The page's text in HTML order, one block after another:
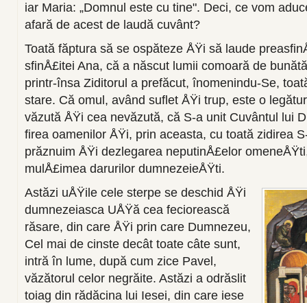
iar Maria: „Domnul este cu tine". Deci, ce vom
afară de acest de laudă cuvânt?
Toată făptura să se ospăteze ÅŸi să laude
sfinÅ£itei Ana, că a născut lu­mii comoară de
printr-însa Ziditorul a prefăcut, înomenindu-Se,
stare. Că omul, având suflet ÅŸi trup, este o
văzută ÅŸi cea nevăzută, că S-a unit Cuvântul lui
firea oamenilor ÅŸi, prin aceasta, cu toată zidirea
prăznuim ÅŸi dezlegarea neputinÅ£elor
mulÅ£imea darurilor dumneze­ieÅŸti.
Astăzi uÅŸile cele sterpe se deschid ÅŸi
dum­nezeiasca UÅŸă cea feciorească
răsare, din care ÅŸi prin care Dumnezeu,
Cel mai de cinste decât toate câte sunt,
intră în lume, după cum zice Pavel,
văzătorul celor negrăite. Astăzi a odrăslit
toiag din rădăcina lui Iesei, din care iese